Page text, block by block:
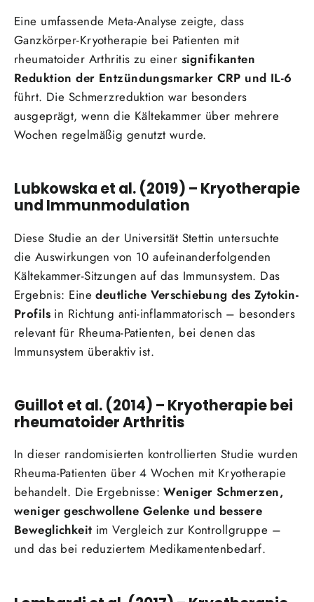
Eine umfassende Meta-Analyse zeigte, dass
Ganzkörper-Kryotherapie bei Patienten mit
rheumatoider Arthritis zu einer signifikanten
Reduktion der Entzündungsmarker CRP und IL-6
führt. Die Schmerzreduktion war besonders
ausgeprägt, wenn die Kältekammer über mehrere
Wochen regelmäßig genutzt wurde.
Lubkowska et al. (2019) – Kryotherapie
und Immunmodulation
Diese Studie an der Universität Stettin untersuchte
die Auswirkungen von 10 aufeinanderfolgenden
Kältekammer-Sitzungen auf das Immunsystem. Das
Ergebnis: Einedeutliche Verschiebung des Zytokin-
Profilsin Richtung anti-inflammatorisch – besonders
relevant für Rheuma-Patienten, bei denen das
Immunsystem überaktiv ist.
Guillot et al. (2014) – Kryotherapie bei
rheumatoider Arthritis
In dieser randomisierten kontrollierten Studie wurden
Rheuma-Patienten über 4 Wochen mit Kryotherapie
behandelt. Die Ergebnisse:Weniger Schmerzen,
weniger geschwollene Gelenke und bessere
Beweglichkeit im Vergleich zur Kontrollgruppe –
und das bei reduziertem Medikamentenbedarf.